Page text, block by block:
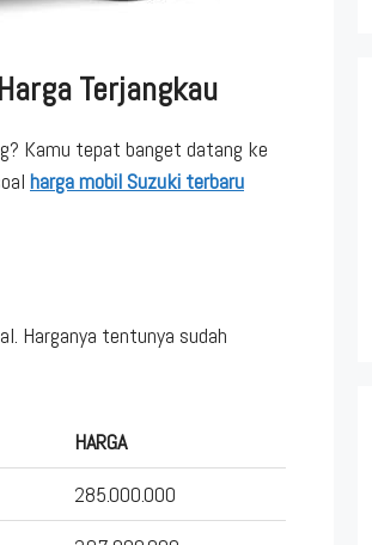
Terjangkau
Kamu tepat banget datang ke
harga mobil Suzuki terbaru
Harganya tentunya sudah
HARGA
285.000.000